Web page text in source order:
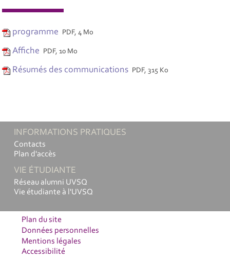
programme PDF, 4 Mo
Affiche PDF, 10 Mo
Résumés des communications PDF, 315 Ko
INFORMATIONS PRATIQUES
Contacts
Plan d'accès
VIE ÉTUDIANTE
Réseau alumni UVSQ
Vie étudiante à l'UVSQ
Plan du site
Données personnelles
Mentions légales
Accessibilité